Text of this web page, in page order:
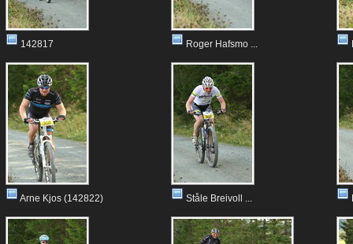
142817 Roger Hafsmo ...
Arne Kjos (142822) Ståle Breivoll ...